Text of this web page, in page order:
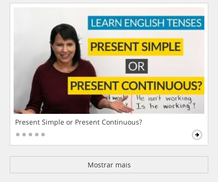
Present Simple or Present Continuous?
Mostrar mais